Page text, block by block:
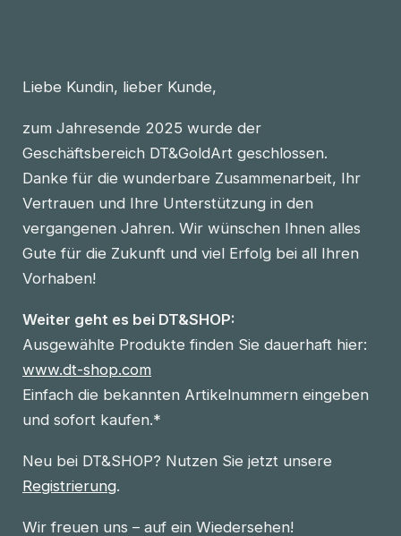
Liebe Kundin, lieber Kunde,
zum Jahresende 2025 wurde der
Geschäftsbereich DT&GoldArt geschlossen.
Danke für die wunderbare Zusammenarbeit, Ihr
Vertrauen und Ihre Unterstützung in den
vergangenen Jahren. Wir wünschen Ihnen alles
Gute für die Zukunft und viel Erfolg bei all Ihren
Vorhaben!
Weiter geht es bei DT&SHOP:
Ausgewählte Produkte finden Sie dauerhaft hier:
www.dt-shop.com
Einfach die bekannten Artikelnummern eingeben
und sofort kaufen.*
Neu bei DT&SHOP? Nutzen Sie jetzt unsere
Registrierung.
Wir freuen uns – auf ein Wiedersehen!